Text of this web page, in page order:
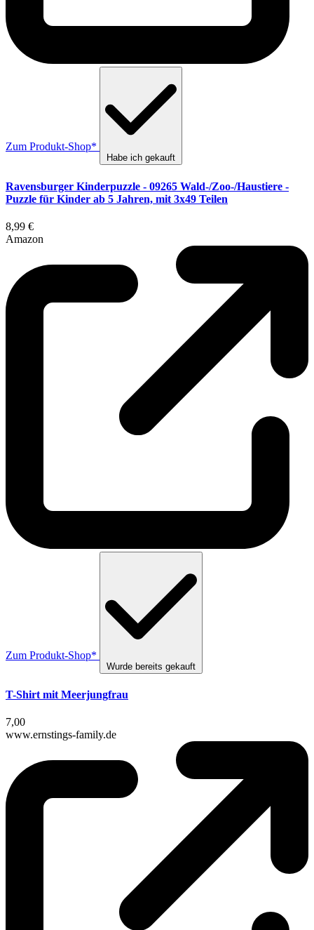
Zum Produkt-Shop*
Habe ich gekauft
Ravensburger Kinderpuzzle - 09265 Wald-/Zoo-/Haustiere -
Puzzle für Kinder ab 5 Jahren, mit 3x49 Teilen
8,99 €
Amazon
Zum Produkt-Shop*
Wurde bereits gekauft
T-Shirt mit Meerjungfrau
7,00
www.ernstings-family.de